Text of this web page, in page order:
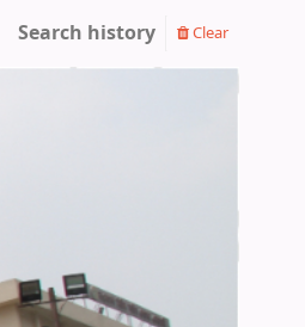
Search history Clear